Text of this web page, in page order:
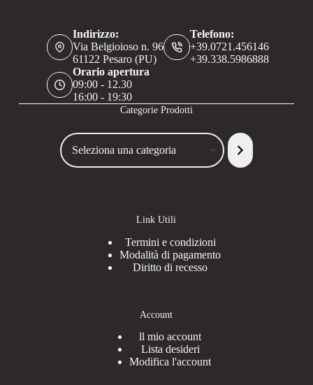
Indirizzo:
Via Belgioioso n. 96
61122 Pesaro (PU)
Telefono:
+39.0721.456146
+39.338.5986888
Orario apertura
09:00 - 12.30
16:00 - 19:30
Categorie Prodotti
Seleziona
una
categoria
Link Utili
Termini e condizioni
Modalità di pagamento
Diritto di recesso
Account
ll mio account
Lista desideri
Modifica l'account